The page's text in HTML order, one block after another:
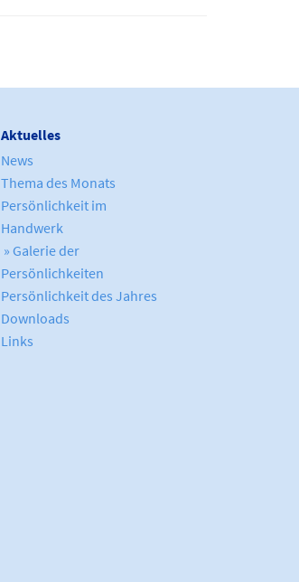
Aktuelles
News
Thema des Monats
Persönlichkeit im
Handwerk
» Galerie der
Persönlichkeiten
Persönlichkeit des Jahres
Downloads
Links